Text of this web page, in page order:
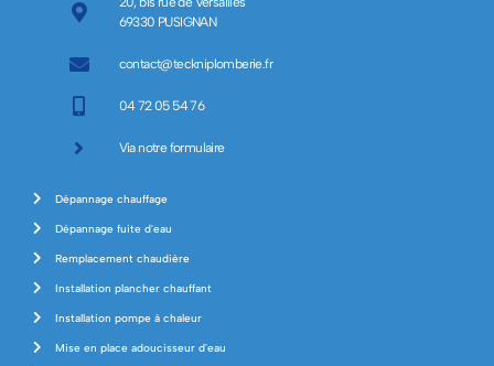
Dépannage chauffage
Dépannage fuite d'eau
Remplacement chaudière
Installation plancher chauffant
Installation pompe à chaleur
Mise en place adoucisseur d'eau
69330 PUSIGNAN
contact@teckniplomberie.fr
04 72 05 54 76
Via notre formulaire